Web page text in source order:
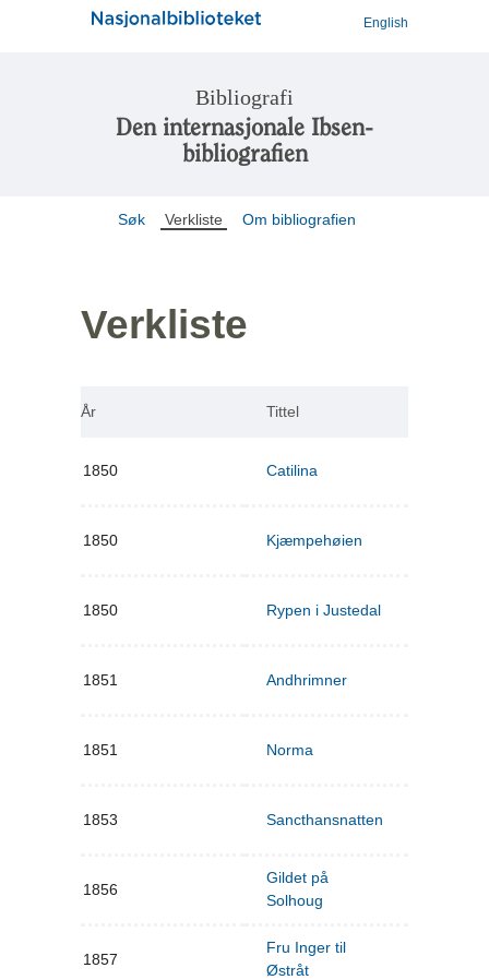
English
Bibliografi
Den internasjonale Ibsen-
bibliografien
Søk Verkliste Om bibliografien
Verkliste
År Tittel
1850 Catilina
1850 Kjæmpehøien
1850 Rypen i Justedal
1851 Andhrimner
1851 Norma
1853 Sancthansnatten
1856
Gildet på
Solhoug
1857
Fru Inger til
Østråt